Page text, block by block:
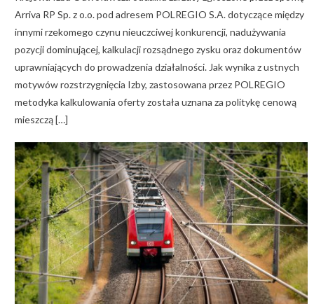
Arriva RP Sp. z o.o. pod adresem POLREGIO S.A. dotyczące między
innymi rzekomego czynu nieuczciwej konkurencji, nadużywania
pozycji dominującej, kalkulacji rozsądnego zysku oraz dokumentów
uprawniających do prowadzenia działalności. Jak wynika z ustnych
motywów rozstrzygnięcia Izby, zastosowana przez POLREGIO
metodyka kalkulowania oferty została uznana za politykę cenową
mieszczą […]